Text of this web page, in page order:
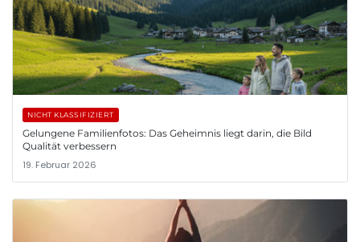
NICHT KLASSIFIZIERT
Gelungene Familienfotos: Das Geheimnis liegt darin, die Bild
Qualität verbessern
19. Februar 2026